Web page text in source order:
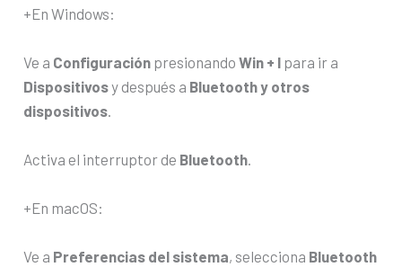
+En Windows:
Ve a Configuración presionandoWin + I para ir a
Dispositivosy después a Bluetooth y otros
dispositivos
Activa el interruptor de Bluetooth
+En macOS:
Ve a Preferencias del sistema, selecciona Bluetooth